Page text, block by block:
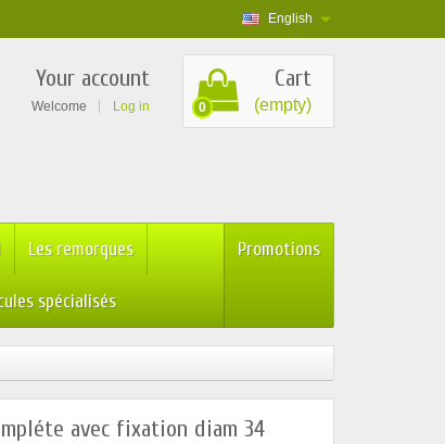
English
Cart
(empty)
0
Your account
Welcome Log in
Promotions
Les remorques
spécialisés
avec fixation diam 34